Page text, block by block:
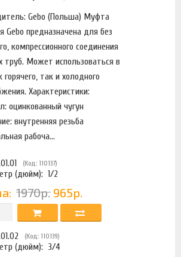
Gebo (Польша) Муфта
Gebo предназначена для без
компрессионного соединения
труб. Может использоваться в
горячего, так и холодного
Характеристики:
оцинкованный чугун
внутренняя резьба
рабоча...
(Код: 110137)
(дюйм): 1/2
1970р. 965р.
(Код: 110139)
(дюйм): 3/4